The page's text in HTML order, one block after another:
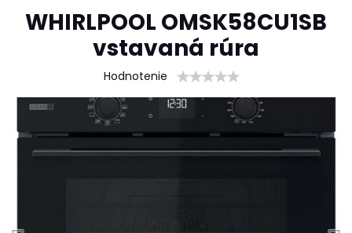
WHIRLPOOL OMSK58CU1SB
vstavaná rúra
Hodnotenie